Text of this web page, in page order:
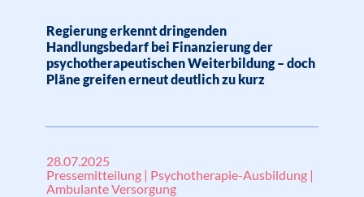
Regierung erkennt dringenden
Handlungsbedarf bei Finanzierung der
psychotherapeutischen Weiterbildung – doch
Pläne greifen erneut deutlich zu kurz
28.07.2025
Pressemitteilung | Psychotherapie-Ausbildung |
Ambulante Versorgung